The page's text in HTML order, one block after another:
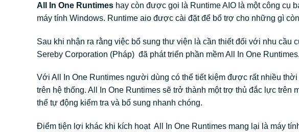
All In One Runtimes hay còn được gọi là Runtime AIO là một công cụ
máy tính Windows. Runtime aio được cài đặt để bổ trợ cho những gì
Sau khi nhận ra rằng việc bổ sung thư viện là cần thiết đối với nhu cầu
Sereby Corporation (Pháp) đã phát triển phần mềm All In One Runtimes.
Với All In One Runtimes người dùng có thể tiết kiệm được rất nhiều
trên hệ thống. All In One Runtimes sẽ trở thành một trợ thủ đắc lực
thể tự động kiểm tra và bổ sung nhanh chóng.
Điểm tiện lợi khác khi kích hoạt All In One Runtimes mang lại là máy